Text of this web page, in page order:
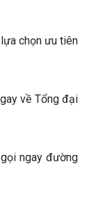
chọn ưu tiên
về Tổng đại
ngay đường